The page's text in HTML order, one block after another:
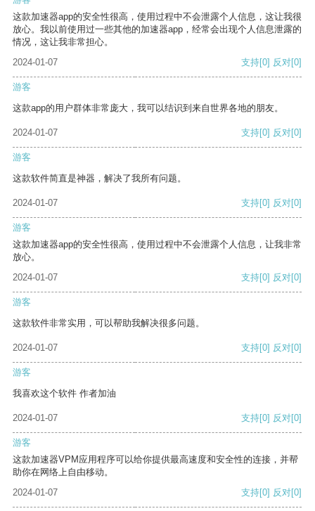
这款加速器app的安全性很高，使用过程中不会泄露个人信息，这让我很
放心。我以前使用过一些其他的加速器app，经常会出现个人信息泄露的
情况，这让我非常担心。
2024-01-07
支持[0] 反对[0]
游客
这款app的用户群体非常庞大，我可以结识到来自世界各地的朋友。
2024-01-07 支持[0] 反对[0]
游客
这款软件简直是神器，解决了我所有问题。
2024-01-07 支持[0] 反对[0]
游客
这款加速器app的安全性很高，使用过程中不会泄露个人信息，让我非常
放心。
2024-01-07
支持[0] 反对[0]
游客
这款软件非常实用，可以帮助我解决很多问题。
2024-01-07 支持[0] 反对[0]
游客
我喜欢这个软件 作者加油
2024-01-07 支持[0] 反对[0]
游客
这款加速器VPM应用程序可以给你提供最高速度和安全性的连接，并帮
助你在网络上自由移动。
2024-01-07
支持[0] 反对[0]